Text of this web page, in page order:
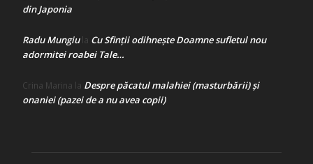
din Japonia
Radu Mungiula Cu Sfinții odihnește Doamne sufletul nou
adormitei roabei Tale…
Crina Marina la Despre păcatul malahiei (masturbării) şi
onaniei (pazei de a nu avea copii)